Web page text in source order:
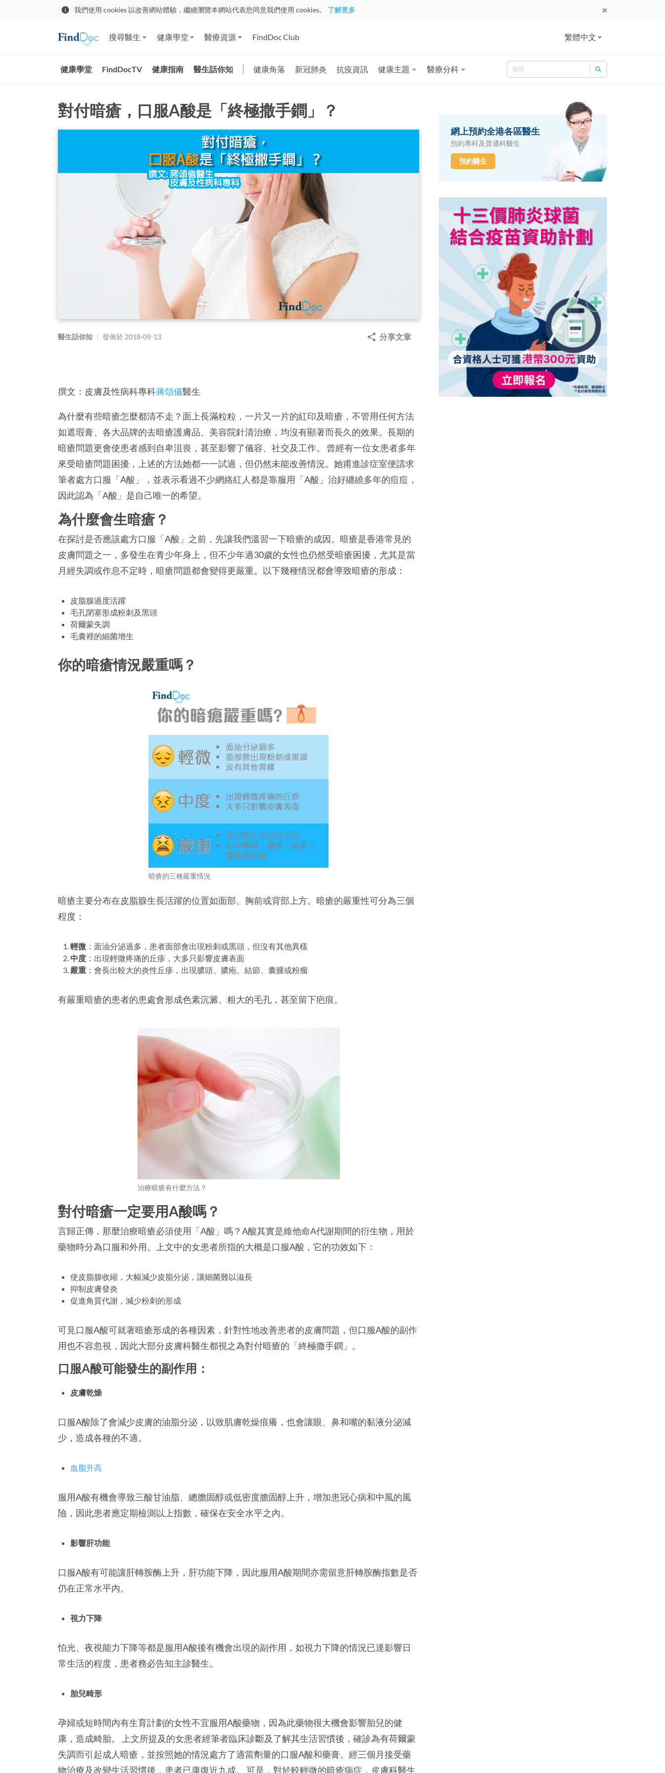
我們使用 cookies 以改善網站體驗，繼續瀏覽本網站代表您同意我們使用 cookies。 了解更多
搜尋醫生 健康學堂 醫療資源 FindDoc Club 繁體中文
健康學堂 FindDocTV 健康指南 醫生話你知 健康角落 新冠肺炎 抗疫資訊 健康主題 醫療分科
Search for:
Search
對付暗瘡，口服A酸是「終極撒手鐧」？
醫生話你知 | 發佈於 2018-09-13 分享文章
撰文：皮膚及性病科專科蔣頌儀醫生
為什麼有些暗瘡怎麼都清不走？面上長滿粒粒，一片又一片的紅印及暗瘡，不管用任何方法
如遮瑕膏、各大品牌的去暗瘡護膚品、美容院針清治療，均沒有顯著而長久的效果。長期的
暗瘡問題更會使患者感到自卑沮喪，甚至影響了儀容、社交及工作。
曾經有一位女患者多年
來受暗瘡問題困擾，上述的方法她都一一試過，但仍然未能改善情況。她甫進診症室便請求
筆者處方口服「A酸」，並表示看過不少網絡紅人都是靠服用「A酸」治好纏繞多年的痘痘，
因此認為 「A酸」是自己唯一的希望。
為什麼會生暗瘡？
在探討是否應該處方口服「A酸」之前，先讓我們溫習一下暗瘡的成因。 暗瘡是香港常見的
皮膚問題之一，多發生在青少年身上，但不少年過30歲的女性也仍然受暗瘡困擾，尤其是當
月經失調或作息不定時，暗瘡問題都會變得更嚴重。以下幾種情況都會導致暗瘡的形成：
皮脂腺過度活躍
毛孔閉塞形成粉刺及黑頭
荷爾蒙失調
毛囊裡的細菌增生
你的暗瘡情況嚴重嗎？
暗瘡的三種嚴重情況
暗瘡主要分布在皮脂腺生長活躍的位置如面部、胸前或背部上方。暗瘡的嚴重性可分為三個
程度：
輕微 ：面油分泌過多，患者面部會出現粉刺或黑頭，但沒有其他異樣
中度 ：出現輕微疼痛的丘疹，大多只影響皮膚表面
嚴重 ：會長出較大的炎性丘疹，出現膿頭、膿疱、結節、囊腫或粉瘤
有嚴重暗瘡的患者的患處會形成色素沉澱、粗大的毛孔，甚至留下疤痕。
治療暗瘡有什麼方法？
對付暗瘡一定要用A酸嗎？
言歸正傳，那麼治療暗瘡必須使用「A酸」嗎？ A酸其實是維他命A代謝期間的衍生物，用於
藥物時分為口服和外用。上文中的女患者所指的大概是口服A酸，它的功效如下：
使皮脂腺收縮，大幅減少皮脂分泌，讓細菌難以滋長
抑制皮膚發炎
促進角質代謝，減少粉刺的形成
可見口服A酸可就著暗瘡形成的各種因素，針對性地改善患者的皮膚問題，但口服A酸的副作
用也不容忽視，因此大部分皮膚科醫生都視之為對付暗瘡的「終極撒手鐧」。
口服A酸可能發生的副作用：
皮膚乾燥
口服A酸除了會減少皮膚的油脂分泌，以致肌膚乾燥痕癢，也會讓眼、鼻和嘴的黏液分泌減
少，造成各種的不適。
血脂升高
服用A酸有機會導致三酸甘油脂、總膽固醇或低密度膽固醇上升，增加患冠心病和中風的風
險，因此患者應定期檢測以上指數，確保在安全水平之內。
影響肝功能
口服A酸有可能讓肝轉胺酶上升，肝功能下降，因此服用A酸期間亦需留意肝轉胺酶指數是否
仍在正常水平內。
視力下降
怕光、夜視能力下降等都是服用A酸後有機會出現的副作用，如視力下降的情況已達影響日
常生活的程度，患者務必告知主診醫生。
胎兒畸形
孕婦或短時間內有生育計劃的女性不宜服用A酸藥物，因為此藥物很大機會影響胎兒的健
康，造成畸胎。
上文所提及的女患者經筆者臨床診斷及了解其生活習慣後，確診為有荷爾蒙
失調而引起成人暗瘡，並按照她的情況處方了適當劑量的口服A酸和藥膏。經三個月接受藥
物治療及改變生活習慣後，患者已康復近九成。
可是，對於較輕微的暗瘡病症，皮膚科醫生
網上預約全港各區醫生
預約專科及普通科醫生
預約醫生